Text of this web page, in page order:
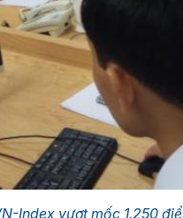
Index vượt mốc 1.250